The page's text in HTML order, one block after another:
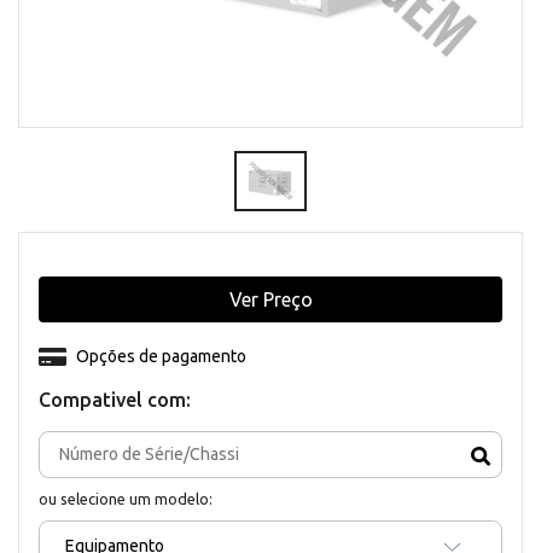
Compativel com:
ou selecione um modelo:
Equipamento
Opções de pagamento
Ver Preço